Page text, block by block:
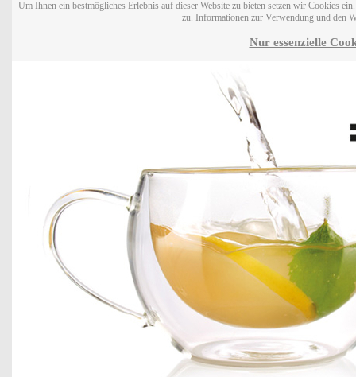
Um Ihnen ein bestmögliches Erlebnis auf dieser Website zu bieten setzen wir Cookies
zu. Informationen zur Verwendung und den
Nur essenzielle